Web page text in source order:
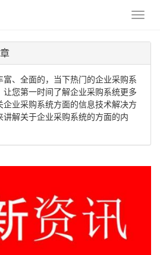
、全面的，当下热门的企业采购系
您第一时间了解企业采购系统更多
业采购系统方面的信息技术解决方
解关于企业采购系统的方面的内